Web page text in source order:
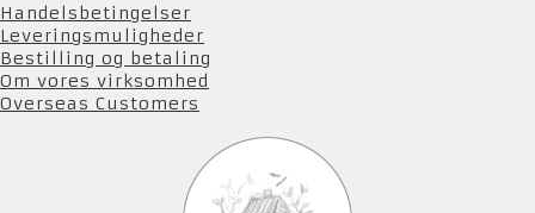
Handelsbetingelser
Leveringsmuligheder
Bestilling og betaling
Om vores virksomhed
Overseas Customers